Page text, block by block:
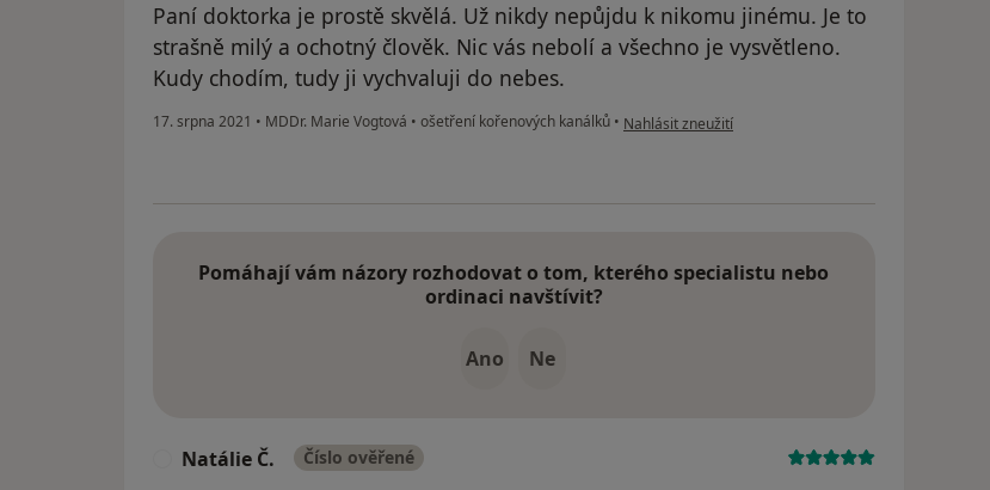
Paní doktorka je prostě skvělá. Už nikdy nepůjdu k nikomu jinému. Je to
strašně milý a ochotný člověk. Nic vás nebolí a všechno je vysvětleno.
Kudy chodím, tudy ji vychvaluji do nebes.
17. srpna 2021 • MDDr. Marie Vogtová • ošetření kořenových kanálků • podle názoru uživatele Alex
Nahlásit zneužití
Pomáhají vám názory rozhodovat o tom, kterého specialistu nebo
ordinaci navštívit?
Ano Ne
Natálie Č. Číslo ověřené